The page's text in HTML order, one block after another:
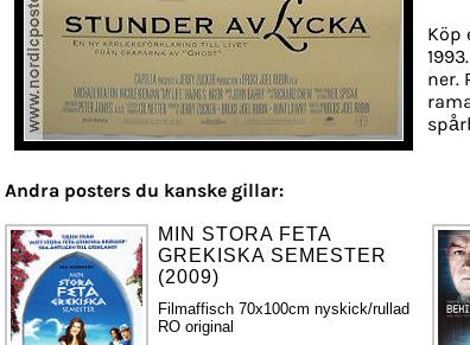
Köp
ner.
Andra posters du kanske gillar:
MIN STORA FETA
GREKISKA SEMESTER
(2009)
Filmaffisch 70x100cm nyskick/rullad
RO original